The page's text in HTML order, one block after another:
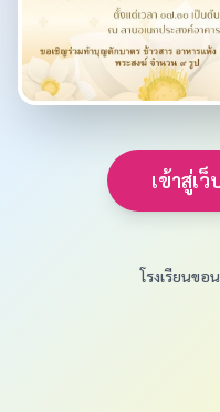
เข้าสู่เว็
โรงเรียนข